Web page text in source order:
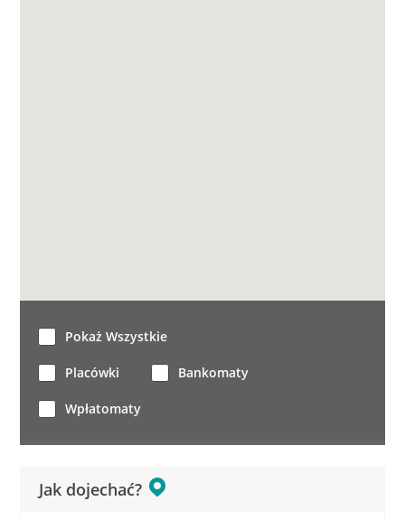
Jak dojechać?
Pokaż Wszystkie
Placówki Bankomaty
Wpłatomaty